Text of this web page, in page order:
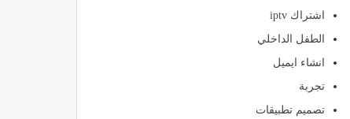
اشتراك iptv
الطفل الداخلي
انشاء ايميل
تجربة
تصميم تطبيقات